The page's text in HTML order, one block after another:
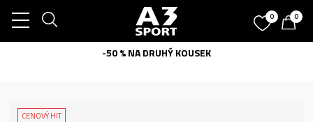
0 0
-50 % NA DRUHÝ KOUSEK
CENOVÝ HIT